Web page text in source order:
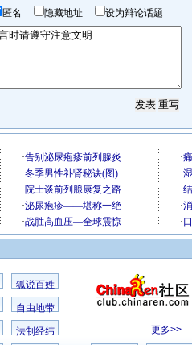
匿名 隐藏地址 设为辩论话题
狐说百姓
自由地带
法制经纬 更多>>